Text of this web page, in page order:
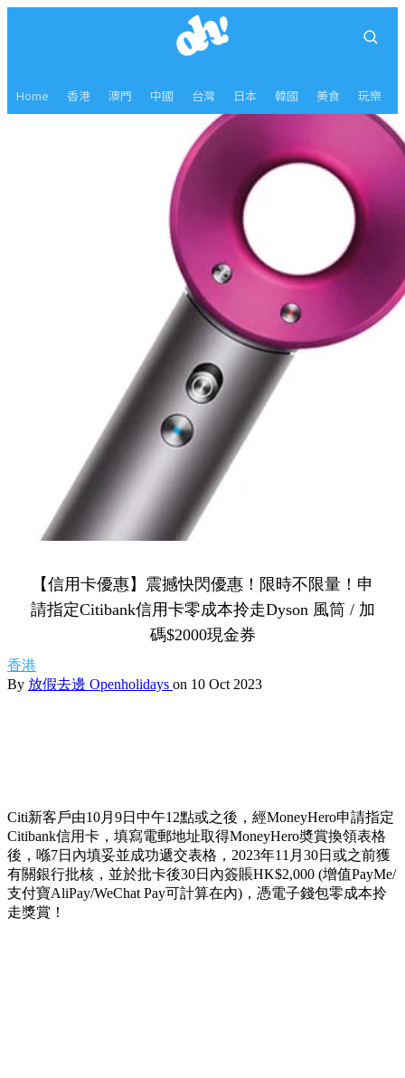
Home 香港 澳門 中國 台灣 日本 韓國 美食 玩樂
【信用卡優惠】震撼快閃優惠！限時不限量！申
請指定Citibank信用卡零成本拎走Dyson 風筒 / 加
碼$2000現金券
香港
By 放假去邊 Openholidays on 10 Oct 2023
Citi新客戶由10月9日中午12點或之後，經MoneyHero申請指定
Citibank信用卡，填寫電郵地址取得MoneyHero奬賞換領表格
後，喺7日內填妥並成功遞交表格，2023年11月30日或之前獲
有關銀行批核，並於批卡後30日內簽賬HK$2,000 (增值PayMe/
支付寶AliPay/WeChat Pay可計算在內)，憑電子錢包零成本拎
走獎賞！